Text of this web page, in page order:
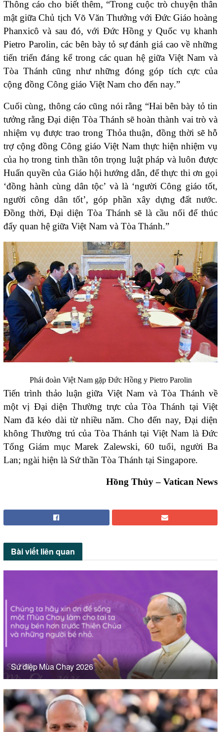
Thông cáo cho biết thêm, “Trong cuộc trò chuyện thân
mật giữa Chủ tịch Võ Văn Thưởng với Đức Giáo hoàng
Phanxicô và sau đó, với Đức Hồng y Quốc vụ khanh
Pietro Parolin, các bên bày tỏ sự đánh giá cao về những
tiến triển đáng kể trong các quan hệ giữa Việt Nam và
Tòa Thánh cũng như những đóng góp tích cực của
cộng đồng Công giáo Việt Nam cho đến nay.”
Cuối cùng, thông cáo cũng nói rằng “Hai bên bày tỏ tin
tưởng rằng Đại diện Tòa Thánh sẽ hoàn thành vai trò và
nhiệm vụ được trao trong Thỏa thuận, đồng thời sẽ hỗ
trợ cộng đồng Công giáo Việt Nam thực hiện nhiệm vụ
của họ trong tinh thần tôn trọng luật pháp và luôn được
Huấn quyền của Giáo hội hướng dẫn, để thực thi ơn gọi
‘đồng hành cùng dân tộc’ và là ‘người Công giáo tốt,
người công dân tốt’, góp phần xây dựng đất nước.
Đồng thời, Đại diện Tòa Thánh sẽ là cầu nối để thúc
đẩy quan hệ giữa Việt Nam và Tòa Thánh.”
Phái đoàn Việt Nam gặp Đức Hồng y Pietro Parolin
Tiến trình thảo luận giữa Việt Nam và Tòa Thánh về
một vị Đại diện Thường trực của Tòa Thánh tại Việt
Nam đã kéo dài từ nhiều năm. Cho đến nay, Đại diện
không Thường trú của Tòa Thánh tại Việt Nam là Đức
Tổng Giám mục Marek Zalewski, 60 tuổi, người Ba
Lan; ngài hiện là Sứ thần Tòa Thánh tại Singapore.
Hồng Thủy – Vatican News
Bài viết liên quan
Sứ điệp Mùa Chay 2026